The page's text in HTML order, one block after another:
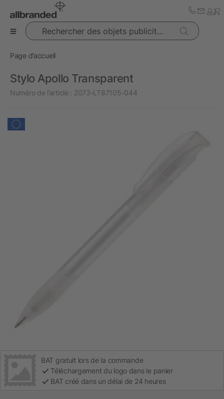
Rechercher des objets publicitaires
Page d’accueil
Stylo Apollo Transparent
Numéro de l’article : 2073-LT87105-044
BAT gratuit lors de la commande
Téléchargement du logo dans le panier
BAT créé dans un délai de 24 heures